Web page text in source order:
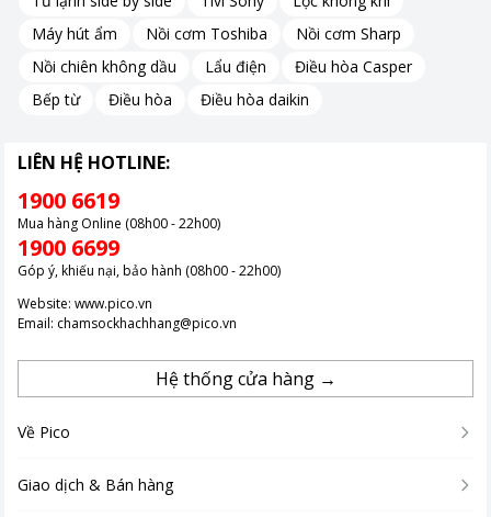
Máy hút ẩm
Nồi cơm Toshiba
Nồi cơm Sharp
Nồi chiên không dầu
Lẩu điện
Điều hòa Casper
Bếp từ
Điều hòa Điều hòa daikin
LIÊN HỆ HOTLINE:
1900 6619
Mua hàng Online (08h00 - 22h00)
1900 6699
Góp ý, khiếu nại, bảo hành (08h00 - 22h00)
Website: www.pico.vn
Email: chamsockhachhang@pico.vn
Hệ thống cửa hàng →
Về Pico
Giao dịch & Bán hàng